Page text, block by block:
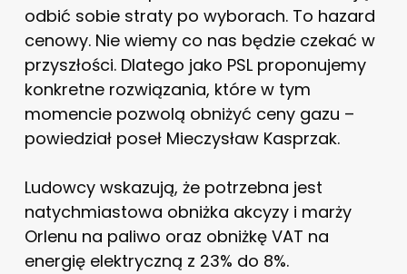
odbić sobie straty po wyborach. To hazard
cenowy. Nie wiemy co nas będzie czekać w
przyszłości. Dlatego jako PSL proponujemy
konkretne rozwiązania, które w tym
momencie pozwolą obniżyć ceny gazu –
powiedział poseł Mieczysław Kasprzak.
Ludowcy wskazują, że potrzebna jest
natychmiastowa obniżka akcyzy i marży
Orlenu na paliwo oraz obniżkę VAT na
energię elektryczną z 23% do 8%.